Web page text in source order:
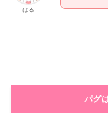
はる
パグ